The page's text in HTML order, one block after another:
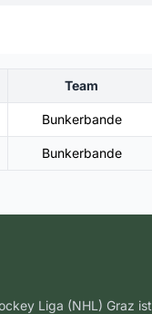
Team
Bunkerbande
Bunkerbande
Liga (NHL) Graz